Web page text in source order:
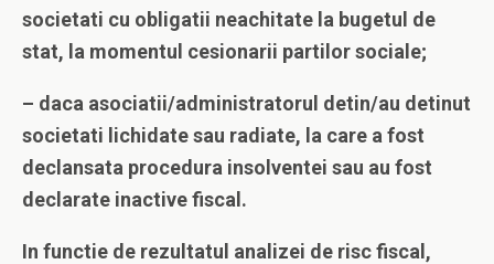
societati cu obligatii neachitate la bugetul de
stat, la momentul cesionarii partilor sociale;
– daca asociatii/administratorul detin/au detinut
societati lichidate sau radiate, la care a fost
declansata procedura insolventei sau au fost
declarate inactive fiscal.
In functie de rezultatul analizei de risc fiscal,